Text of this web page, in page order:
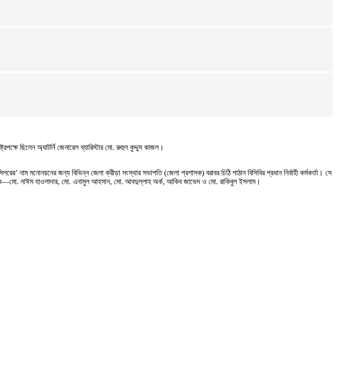
ছিলেন অ্যাটর্নি জেনারেল ব্যারিস্টার মো. রুহুল কুদ্দুস কাজল।
নাম মনোনয়নের জন্য বিভিন্ন জেলা ক্রীড়া সংস্থার সভাপতি (জেলা প্রশাসক) বরাবর চিঠি পাঠান বিসিবির প্রধান নির্বাহী কর্মকর্তা। সে
নাঈম হাওলাদার, মো. এনামুল আহসান, মো. আবদুল্লাহ অর্ক, আকিব জাভেদ ও মো. রাকিবুল ইসলাম।